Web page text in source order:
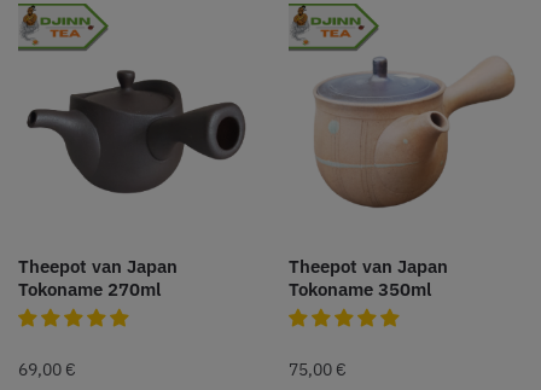
Theepot van Japan
Tokoname 270ml
69,00 €
Theepot van Japan
Tokoname 350ml
75,00 €